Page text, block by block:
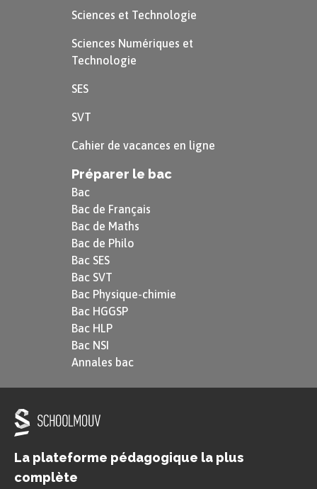
Les traités de Westphalie reconnaissent
trois confessions : catholique, calviniste
et luthérienne.
Cependant, les princes des différentes
principautés conservent le droit
d’imposer leur culte à leurs sujets. Les
ingérence
religieux mais n’imposent en aucun cas
aux souverains signataires d’accorder la
liberté religieuse
Ces traités constituent les
fondements du maintien de la paix et
des relations diplomatiques jusqu’à la
Première Guerre mondiale
Faire la paix par la sécurité
Le cataclysme de la
Première Guerre mondiale démontre les
Sciences et Technologie
Sciences Numériques et
Technologie
SES
SVT
Cahier de vacances en ligne
Préparer le bac
Bac
Bac de Français
Bac de Maths
Bac de Philo
Bac SES
Bac SVT
Bac Physique-chimie
Bac HGGSP
Bac HLP
Bac NSI
Annales bac
La plateforme pédagogique la plus
complète